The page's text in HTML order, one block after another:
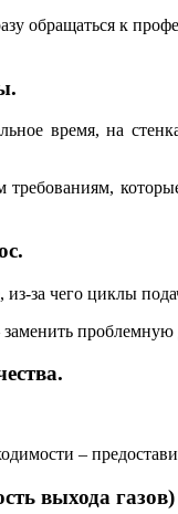
обращаться к
время, на
из-за чего циклы
проблемную
–
выхода